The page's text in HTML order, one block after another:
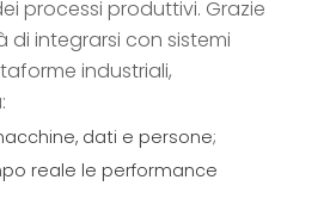
processi produttivi. Grazie
integrarsi con sistemi
industriali,
dati e persone;
reale le performance